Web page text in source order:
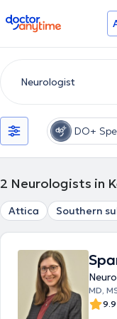
doctoranytime
DO+
2 Neurologists in
Attica Southern
MD,
9.9